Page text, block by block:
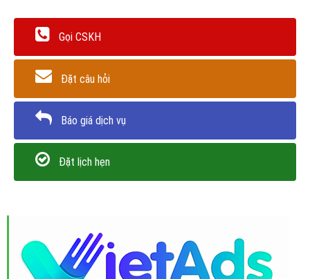
Gọi CSKH
Đặt câu hỏi
Báo giá dịch vụ
Đặt lịch hẹn